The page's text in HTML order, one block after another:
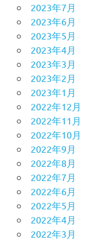
2023年7月
2023年6月
2023年5月
2023年4月
2023年3月
2023年2月
2023年1月
2022年12月
2022年11月
2022年10月
2022年9月
2022年8月
2022年7月
2022年6月
2022年5月
2022年4月
2022年3月